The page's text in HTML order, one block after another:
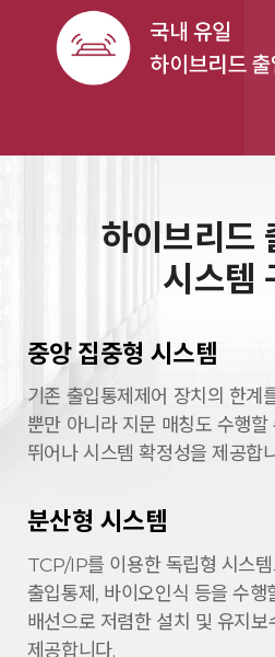
하이브리드
시스템
중앙 집중형 시스템
기존 출입통제제어 장치의 한계
뿐만 아니라 지문 매칭도 수행할
뛰어나 시스템 확정성을제공합
분산형 시스템
TCP/IP를 이용한 독립형 시스
출입통제, 바이오인식 등을 수행
배선으로 저렴한 설치 및 유지보
제공합니다.